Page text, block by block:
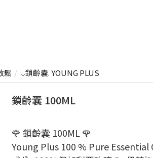
鬆 ⌵鎖齡囊. YOUNG PLUS
鎖齡囊 100ML
🌹 鎖齡囊 100ML 🌹
Young Plus 100 % Pure Essential